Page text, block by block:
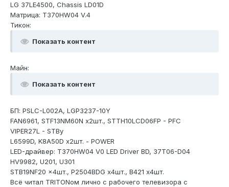
LG 37LE4500, Chassis LD01D
Матрица: T370HW04 V.4
Тикон:
Показать контент
Майн:
Показать контент
БП: PSLC-L002A, LGP3237-10Y
FAN6961, STF13NM60N х2шт., STTH10LCD06FP - PFC
VIPER27L - STBy
L6599D, K8A50D х2шт. - POWER
LED-драйвер: T370HW04 V0 LED Driver BD, 37T06-D04
HV9982, U201, U301
STB19NF20 x4шт., P2504BDG x4шт., B421 х4шт.
Всё читал TRITONом лично с рабочего телевизора с